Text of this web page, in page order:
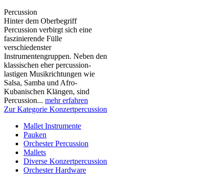
Percussion
Hinter dem Oberbegriff
Percussion verbirgt sich eine
faszinierende Fülle
verschiedenster
Instrumentengruppen. Neben den
klassischen eher percussion-
lastigen Musikrichtungen wie
Salsa, Samba und Afro-
Kubanischen Klängen, sind
Percussion... mehr erfahren
Zur Kategorie Konzertpercussion
Mallet Instrumente
Pauken
Orchester Percussion
Mallets
Diverse Konzertpercussion
Orchester Hardware